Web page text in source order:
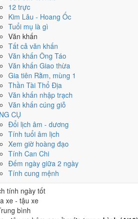
12 trực
Kim Lâu - Hoang Ốc
Tuổi mụ là gì
Văn khấn
Tất cả văn khấn
Văn khấn Ông Táo
Văn khấn Giao thừa
Gia tiên Rằm, mùng 1
Thần Tài Thổ Địa
Văn khấn nhập trạch
Văn khấn cúng giỗ
CỤ
Đổi lịch âm - dương
Tính tuổi âm lịch
Xem giờ hoàng đạo
Tính Can Chi
Đếm ngày giữa 2 ngày
Tính cung mệnh
tính ngày tốt
trương - mở cửa hàng
Tốt
- mở cửa hàng hôm nay ở
tính ngày tốt
hợp đồng - giao ước
Trung bình
đồng - giao ước hôm nay ở
tính ngày tốt
thổ - khởi công
Trung bình
thổ - khởi công hôm nay ở
tính ngày tốt
trạch - vào nhà mới
Rất tốt
trạch - vào nhà mới hôm nay ở
tính ngày tốt
xe - tậu xe
bình